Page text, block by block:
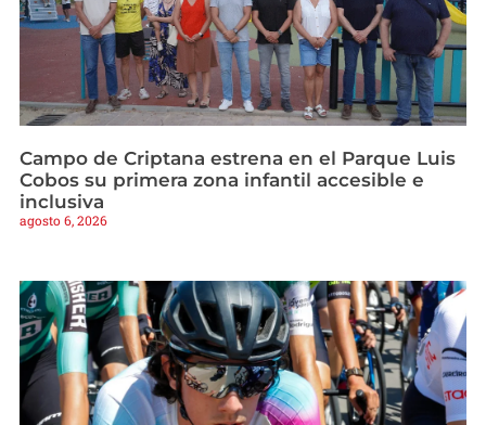
Campo de Criptana estrena en el Parque Luis
Cobos su primera zona infantil accesible e
inclusiva
agosto 6, 2026